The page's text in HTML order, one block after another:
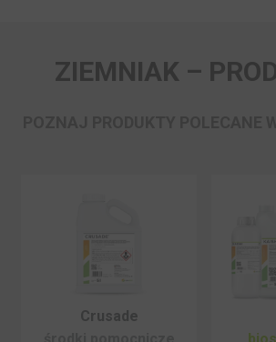
ZIEMNIAK –
Crusade